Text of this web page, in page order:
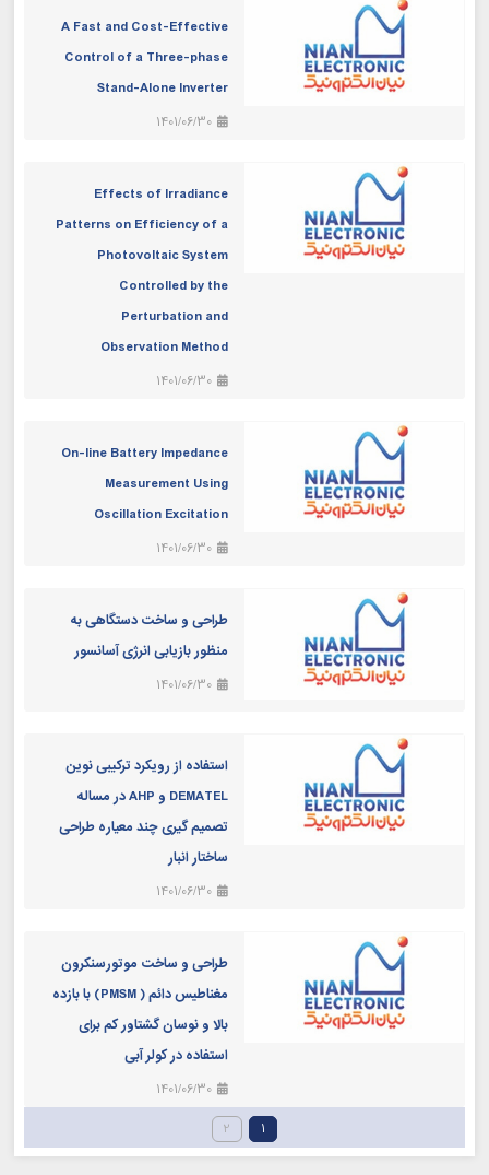
A Fast and Cost-Effective
Control of a Three-phase
Stand-Alone Inverter
1401/06/30
Effects of Irradiance
Patterns on Efficiency of a
Photovoltaic System
Controlled by the
Perturbation and
Observation Method
1401/06/30
On-line Battery Impedance
Measurement Using
Oscillation Excitation
1401/06/30
طراحی و ساخت دستگاهی به
منظور بازیابی انرژی آسانسور
1401/06/30
استفاده از رويكرد تركيبی نوين
DEMATEL و AHP در مساله
تصميم گيری چند معياره طراحی
ساختار انبار
1401/06/30
طراحی و ساخت موتورسنکرون
مغناطیس دائم ( PMSM) با بازده
بالا و نوسان گشتاور کم برای
استفاده در کولر آبی
1401/06/30
1
2